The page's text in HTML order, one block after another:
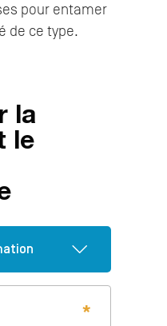
pour entamer
de ce type.
la
le